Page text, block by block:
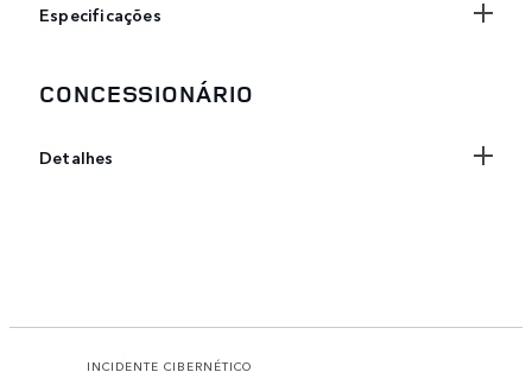
Especificações
CONCESSIONÁRIO
Detalhes
INCIDENTE CIBERNÉTICO